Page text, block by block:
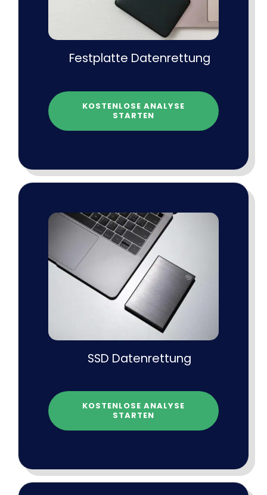
Festplatte Datenrettung
KOSTENLOSE ANALYSE
STARTEN
SSD Datenrettung
KOSTENLOSE ANALYSE
STARTEN